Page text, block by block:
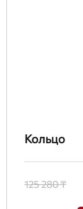
Кольцо
125 280 ₸